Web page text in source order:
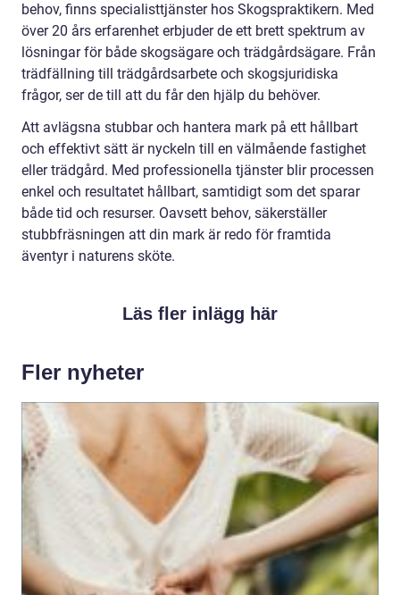
behov, finns specialisttjänster hos Skogspraktikern. Med
över 20 års erfarenhet erbjuder de ett brett spektrum av
lösningar för både skogsägare och trädgårdsägare. Från
trädfällning till trädgårdsarbete och skogsjuridiska
frågor, ser de till att du får den hjälp du behöver.
Att avlägsna stubbar och hantera mark på ett hållbart
och effektivt sätt är nyckeln till en välmående fastighet
eller trädgård. Med professionella tjänster blir processen
enkel och resultatet hållbart, samtidigt som det sparar
både tid och resurser. Oavsett behov, säkerställer
stubbfräsningen att din mark är redo för framtida
äventyr i naturens sköte.
Läs fler inlägg här
Fler nyheter